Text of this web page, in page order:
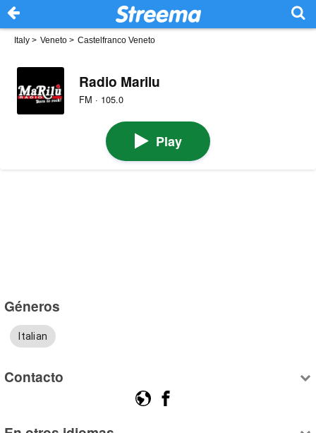
Italy > Veneto > Castelfranco Veneto
Radio Marilu
FM · 105.0
Play
Géneros
Italian
Contacto